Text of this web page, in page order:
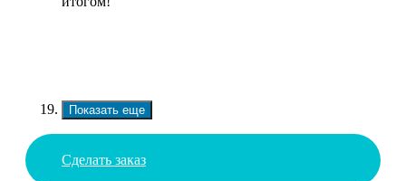
Показать еще
Сделать заказ